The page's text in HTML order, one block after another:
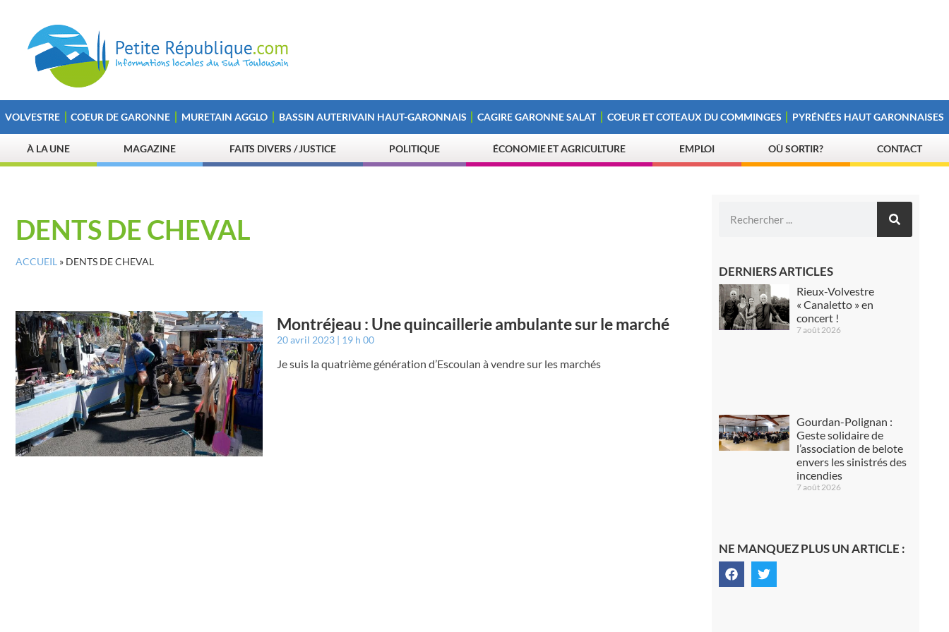
VOLVESTRE COEUR DE GARONNE MURETAIN AGGLO BASSIN AUTERIVAIN HAUT-GARONNAIS CAGIRE GARONNE SALAT COEUR ET COTEAUX DU COMMINGES PYRÉNÉES HAUT GARONNAISES
À LA UNE MAGAZINE FAITS DIVERS / JUSTICE POLITIQUE ÉCONOMIE ET AGRICULTURE EMPLOI OÙ SORTIR? CONTACT
DENTS DE CHEVAL
ACCUEIL » DENTS DE CHEVAL
Montréjeau : Une quincaillerie ambulante sur le marché
20 avril 2023 19 h 00
Je suis la quatrième génération d’Escoulan à vendre sur les marchés
DERNIERS ARTICLES
Rieux-Volvestre
« Canaletto » en
concert !
7 août 2026
Gourdan-Polignan :
Geste solidaire de
l’association de belote
envers les sinistrés des
incendies
7 août 2026
NE MANQUEZ PLUS UN ARTICLE :